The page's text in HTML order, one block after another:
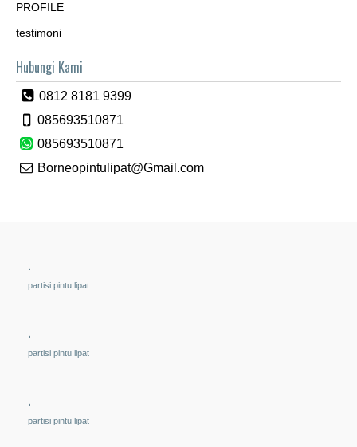
PROFILE
testimoni
Hubungi Kami
0812 8181 9399
085693510871
085693510871
Borneopintulipat@Gmail.com
.
partisi pintu lipat
.
partisi pintu lipat
.
partisi pintu lipat